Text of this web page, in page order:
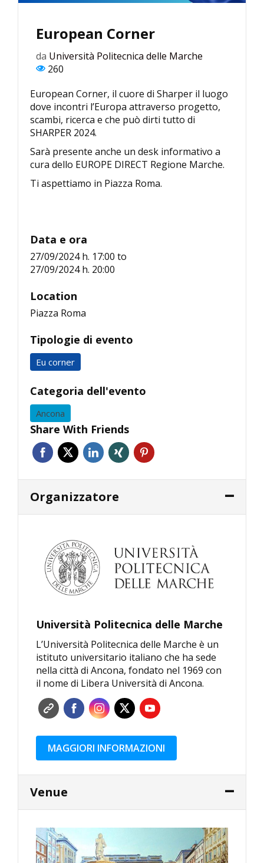
European Corner
da Università Politecnica delle Marche
260
European Corner, il cuore di Sharper il luogo
dove incontri l’Europa attraverso progetto,
scambi, ricerca e che può dirti tutto di
SHARPER 2024.
Sarà presente anche un desk informativo a
cura dello EUROPE DIRECT Regione Marche.
Ti aspettiamo in Piazza Roma.
Data e ora
27/09/2024 h. 17:00 to
27/09/2024 h. 20:00
Location
Piazza Roma
Tipologie di evento
Eu corner
Categoria dell'evento
Ancona
Share With Friends
Organizzatore
Università Politecnica delle Marche
L’Università Politecnica delle Marche è un
istituto universitario italiano che ha sede
nella città di Ancona, fondato nel 1969 con
il nome di Libera Università di Ancona.
MAGGIORI INFORMAZIONI
Venue